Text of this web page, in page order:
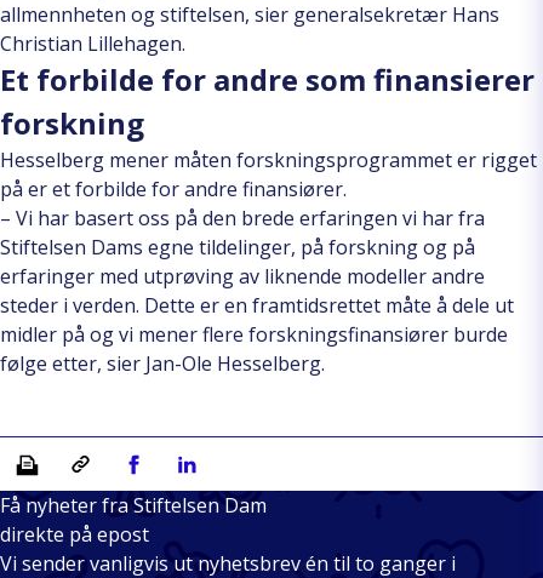
allmennheten og stiftelsen, sier generalsekretær Hans
Christian Lillehagen.
Et forbilde for andre som finansierer
forskning
Hesselberg mener måten forskningsprogrammet er rigget
på er et forbilde for andre finansiører.
– Vi har basert oss på den brede erfaringen vi har fra
Stiftelsen Dams egne tildelinger, på forskning og på
erfaringer med utprøving av liknende modeller andre
steder i verden. Dette er en framtidsrettet måte å dele ut
midler på og vi mener flere forskningsfinansiører burde
følge etter, sier Jan-Ole Hesselberg.
Skriv ut Kopiera länkDel på Facebook
Del på Linkedin
Få nyheter fra Stiftelsen Dam
direkte på epost
Vi sender vanligvis ut nyhetsbrev én til to ganger i